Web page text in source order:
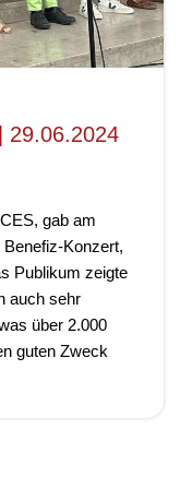
29.06.2024
gab am
Konzert,
Publikum zeigte
auch sehr
über 2.000
guten Zweck